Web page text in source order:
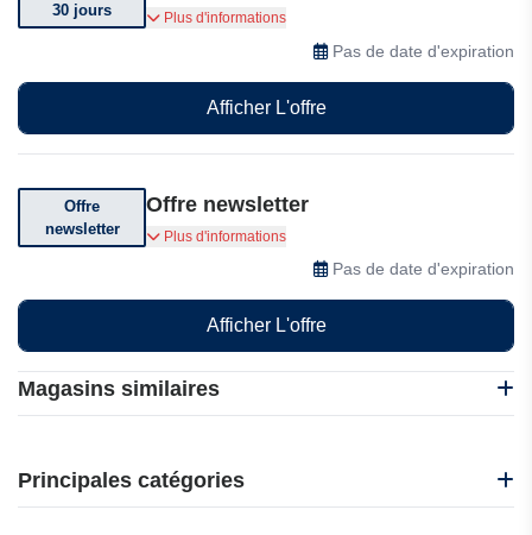
Magasins similaires
Gabiona
Garden of Life
Principales catégories
30 jours
Vous pouvez retourner votre commande dans
les 30 jours suivant sa réception
Plus d'informations
Pas de date d'expiration
Afficher L'offre
Offre
newsletter
Offre newsletter
Abonnez-vous pour recevoir des offres
Plus d'informations
Pas de date d'expiration
Afficher L'offre